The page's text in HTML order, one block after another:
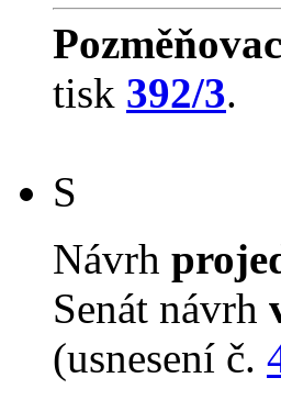
tisk 392/3.
S
Návrh
Senát návrh
(usnesení č.